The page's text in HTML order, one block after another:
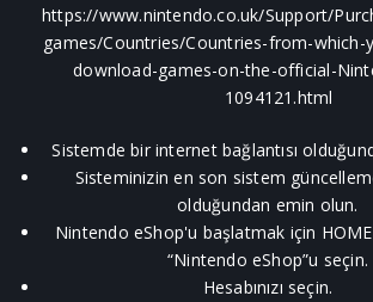
https://www.nintendo.co.uk/Support/
games/Countries/Countries-from-which-
download-games-on-the-official-
1094121.html
Sistemde bir internet bağlantısı
Sisteminizin en son sistem
olduğundan emin olun.
Nintendo eShop'u başlatmak için
“Nintendo eShop”u seçin.
Hesabınızı seçin.